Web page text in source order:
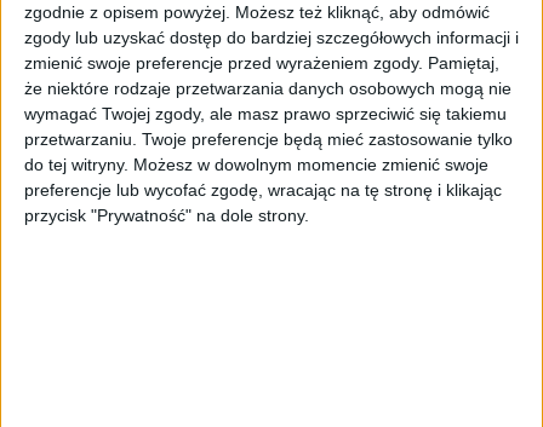
zgodnie z opisem powyżej. Możesz też kliknąć, aby odmówić
zgody lub uzyskać dostęp do bardziej szczegółowych informacji i
zmienić swoje preferencje przed wyrażeniem zgody. Pamiętaj,
że niektóre rodzaje przetwarzania danych osobowych mogą nie
wymagać Twojej zgody, ale masz prawo sprzeciwić się takiemu
przetwarzaniu. Twoje preferencje będą mieć zastosowanie tylko
do tej witryny. Możesz w dowolnym momencie zmienić swoje
preferencje lub wycofać zgodę, wracając na tę stronę i klikając
przycisk "Prywatność" na dole strony.
Organizatorzy zakładają, że w evencie weźmie udział
około 100 tysięcy osób. Nie jest to nieformalny zlot
miłośników "Ogórków" – pomysłodawcą wydarzenia
jest marka Volkswagen, a jednym z powodów
wskrzeszenia kultowej imprezy jest tegoroczna
premiera elektrycznego ID. Buzz.